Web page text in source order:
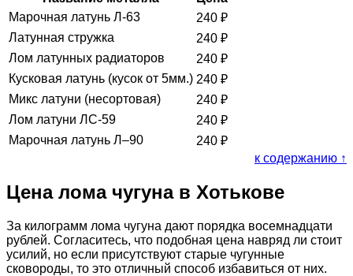
Марочная латунь Л-63
240 ₽
Латунная стружка
240 ₽
Лом латунных радиаторов
240 ₽
Кусковая латунь (кусок от 5мм.) 240 ₽
Микс латуни (несортовая)
240 ₽
Лом латуни ЛС-59
240 ₽
Марочная латунь Л–90
240 ₽
к содержанию ↑
Цена лома чугуна в Хотькове
За килограмм лома чугуна дают порядка восемнадцати
рублей. Согласитесь, что подобная цена навряд ли стоит
усилий, но если присутствуют старые чугунные
сковороды, то это отличный способ избавиться от них.